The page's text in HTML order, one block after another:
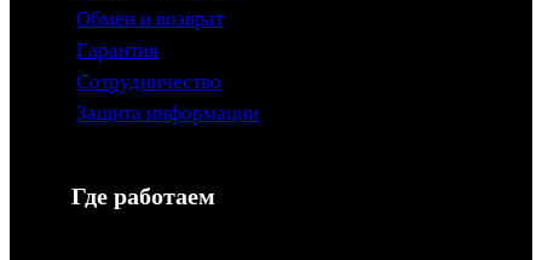
Обмен и возврат
Гарантия
Сотрудничество
Защита информации
Где работаем